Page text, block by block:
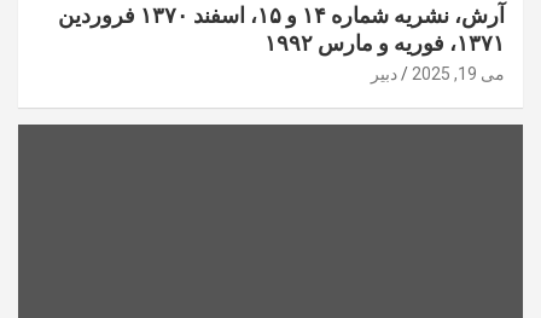
آرش، نشریه شماره ۱۴ و ۱۵، اسفند ۱۳۷۰ فروردین
۱۳۷۱، فوریه و مارس ۱۹۹۲
می 19, 2025 دبیر